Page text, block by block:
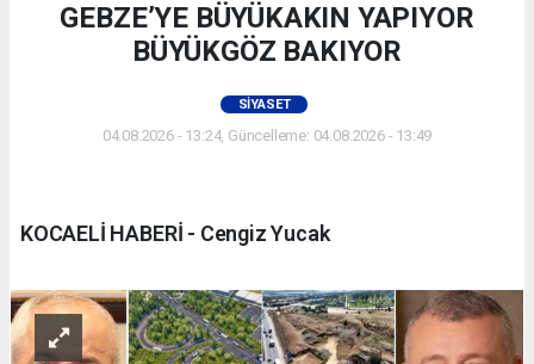
GEBZE’YE BÜYÜKAKIN YAPIYOR
BÜYÜKGÖZ BAKIYOR
SIYASET
04.08.2026 - 13:24, Güncelleme: 04.08.2026 - 13:49
KOCAELİ HABERİ - Cengiz Yucak